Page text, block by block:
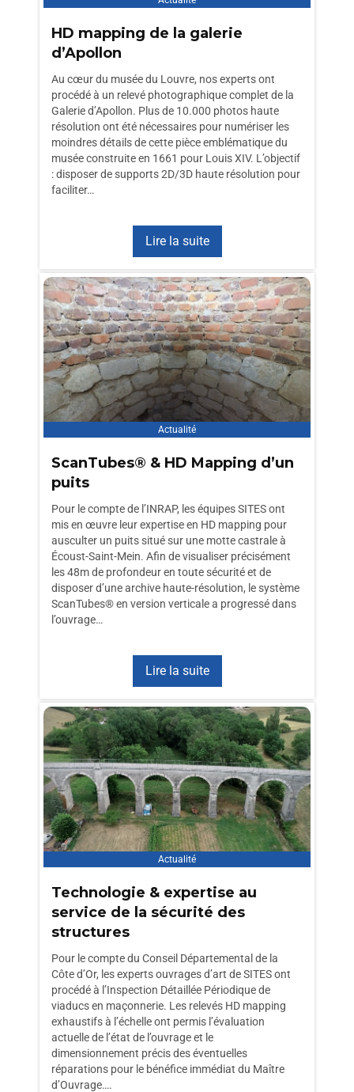
HD mapping de la galerie
d’Apollon
Au cœur du musée du Louvre, nos experts ont
procédé à un relevé photographique complet de la
Galerie d’Apollon. Plus de 10.000 photos haute
résolution ont été nécessaires pour numériser les
moindres détails de cette pièce emblématique du
musée construite en 1661 pour Louis XIV. L’objectif
: disposer de supports 2D/3D haute résolution pour
faciliter…
Lire la suite
Actualité
ScanTubes® & HD Mapping d’un
puits
Pour le compte de l’INRAP, les équipes SITES ont
mis en œuvre leur expertise en HD mapping pour
ausculter un puits situé sur une motte castrale à
Écoust-Saint-Mein. Afin de visualiser précisément
les 48m de profondeur en toute sécurité et de
disposer d’une archive haute-résolution, le système
ScanTubes® en version verticale a progressé dans
l’ouvrage…
Lire la suite
Actualité
Technologie & expertise au
service de la sécurité des
structures
Pour le compte du Conseil Départemental de la
Côte d’Or, les experts ouvrages d’art de SITES ont
procédé à l’Inspection Détaillée Périodique de
viaducs en maçonnerie. Les relevés HD mapping
exhaustifs à l’échelle ont permis l’évaluation
actuelle de l’état de l’ouvrage et le
dimensionnement précis des éventuelles
réparations pour le bénéfice immédiat du Maître
d’Ouvrage….